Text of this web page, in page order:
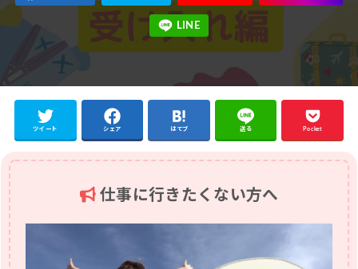
ツイート シェア はてブ 送る Pocket
仕事に行きたくない方へ